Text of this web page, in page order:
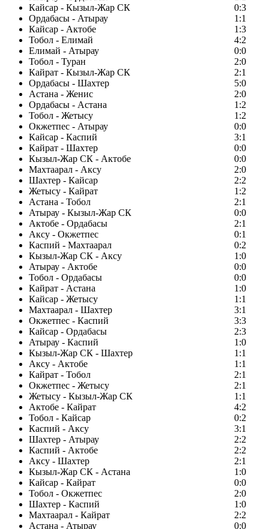
Кайсар - Кызыл-Жар СК
0:3
Ордабасы - Атырау
1:1
Кайсар - Актобе
1:3
Тобол - Елимай
4:2
Елимай - Атырау
0:0
Тобол - Туран
2:0
Кайрат - Кызыл-Жар СК
2:1
Ордабасы - Шахтер
5:0
Астана - Женис
2:0
Ордабасы - Астана
1:2
Тобол - Жетысу
1:2
Окжетпес - Атырау
0:0
Кайсар - Каспий
3:1
Кайрат - Шахтер
0:0
Кызыл-Жар СК - Актобе
0:0
Махтаарал - Аксу
2:0
Шахтер - Кайсар
2:2
Жетысу - Кайрат
1:2
Астана - Тобол
2:1
Атырау - Кызыл-Жар СК
0:0
Актобе - Ордабасы
2:1
Аксу - Окжетпес
0:1
Каспий - Махтаарал
0:2
Кызыл-Жар СК - Аксу
1:0
Атырау - Актобе
0:0
Тобол - Ордабасы
0:0
Кайрат - Астана
1:0
Кайсар - Жетысу
1:1
Махтаарал - Шахтер
3:1
Окжетпес - Каспий
3:3
Кайсар - Ордабасы
2:3
Атырау - Каспий
1:0
Кызыл-Жар СК - Шахтер
1:1
Аксу - Актобе
1:1
Кайрат - Тобол
2:1
Окжетпес - Жетысу
2:1
Жетысу - Кызыл-Жар СК
1:1
Актобе - Кайрат
4:2
Тобол - Кайсар
0:2
Каспий - Аксу
3:1
Шахтер - Атырау
2:2
Каспий - Актобе
2:2
Аксу - Шахтер
2:1
Кызыл-Жар СК - Астана
1:0
Кайсар - Кайрат
0:0
Тобол - Окжетпес
2:0
Шахтер - Каспий
1:0
Махтаарал - Кайрат
2:2
Астана - Атырау
0:0